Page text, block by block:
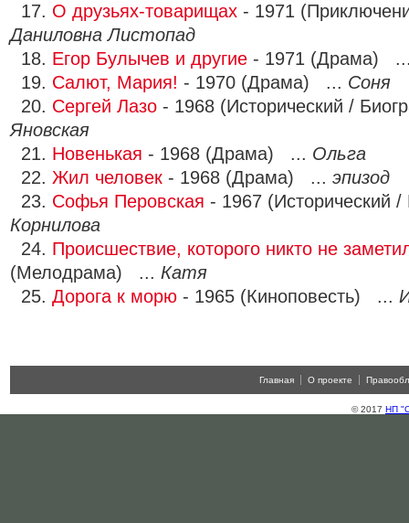
17. О друзьях-товарищах - 1971
Даниловна Листопад
18. Егор Булычев и другие - 1971 (Драма)
19. Салют, Мария! - 1970 (Драма) ... Соня
20. Сергей Лазо - 1968 (Исторический /
Яновская
21. Новенькая - 1968 (Драма) ... Ольга
22. Жил человек - 1968 (Драма) ... эпизод
23. Софья Перовская - 1967 (Исторический
Корнилова
24. Происшествие, которого никто не
(Мелодрама) ... Катя
25. Дорога к морю - 1965 (Киноповесть) ...
Главная О проекте
© 2017 НП